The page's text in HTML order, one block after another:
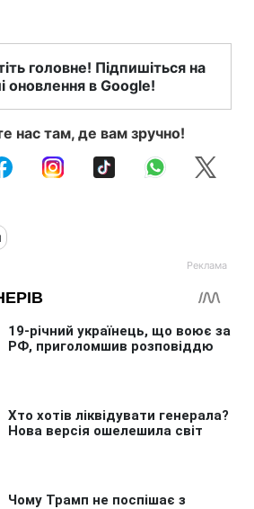
головне! Підпишіться на
оновлення в Google!
нас там, де вам зручно!